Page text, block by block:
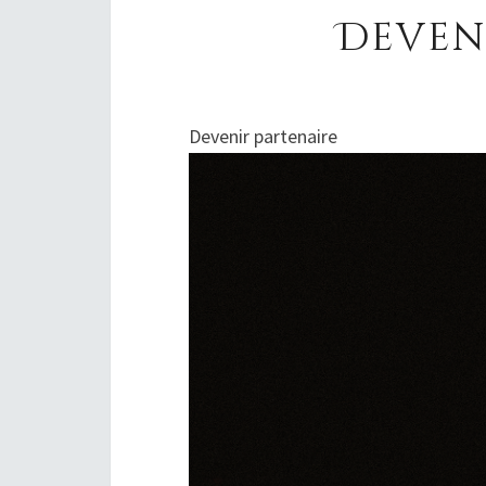
Devenir partenaire